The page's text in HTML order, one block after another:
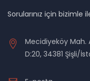
Sorularınız için bizimle
Mecidiyeköy Mah.
D:20, 34381 Şişli/